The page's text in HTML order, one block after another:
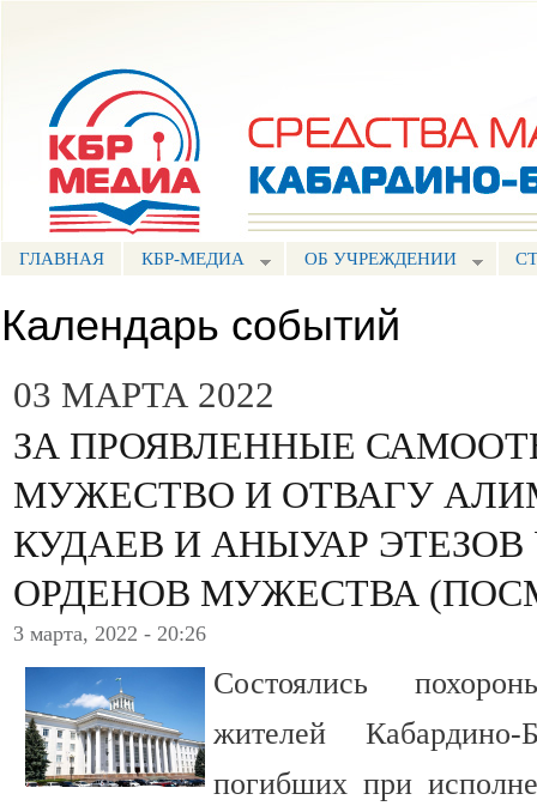
ГЛАВНАЯ КБР-МЕДИА ОБ УЧРЕЖДЕНИИ
Календарь событий
03 МАРТА 2022
ЗА ПРОЯВЛЕННЫЕ
МУЖЕСТВО И ОТВАГУ
КУДАЕВ И АНЫУАР
ОРДЕНОВ МУЖЕСТВА
3 марта, 2022 - 20:26
Состоялись
жителей Кабардино-
погибших при